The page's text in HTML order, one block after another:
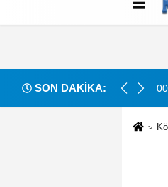
Künye
SON DAKİKA:
Detaylar Ve Başvuru Süreci